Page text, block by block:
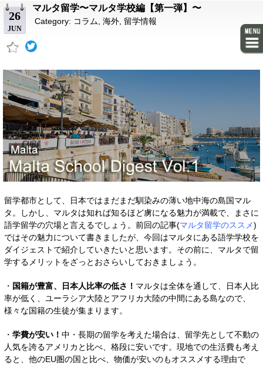
26
JUN
マルタ留学〜マルタ学校編【第一弾】〜
Category: コラム 海外 留学情報
留学都市として、日本ではまだまだ馴染みの薄い地中海の島国マル
タ。しかし、マルタは知れば知るほど虜になる魅力が満載で、まさに
語学留学の穴場と言えるでしょう。前回の記事(マルタ留学のススメ)
ではその魅力について書きましたが、今回はマルタにある語学学校を
ダイジェストで紹介していきたいと思います。その前に、マルタで留
学するメリットをざっとおさらいしておきましょう。
・ 国籍が豊富、日本人比率の低さ！ マルタは全体を通して、日本人比
率が低く、ユーラシア大陸とアフリカ大陸の中間にある島なので、
様々な国籍の生徒が集まります。
・ 学費が安い！ 中・長期の留学を考えた場合は、留学先として不動の
人気を誇るアメリカと比べ、格段に安いです。現地での生活費も考え
ると、他のEU圏の国と比べ、物価が安いのもオススメする理由で